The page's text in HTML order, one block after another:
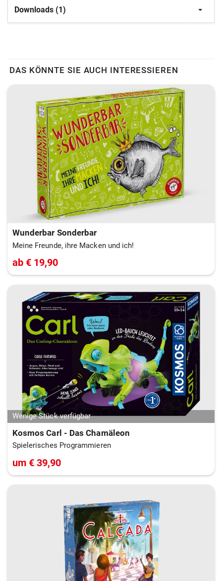
Downloads (1)
DAS KÖNNTE SIE AUCH INTERESSIEREN
Wunderbar Sonderbar
Meine Freunde, ihre Macken und ich!
ab € 19,90
Wenige Stück verfügbar
Kosmos Carl - Das Chamäleon
Spielerisches Programmieren
um € 39,90